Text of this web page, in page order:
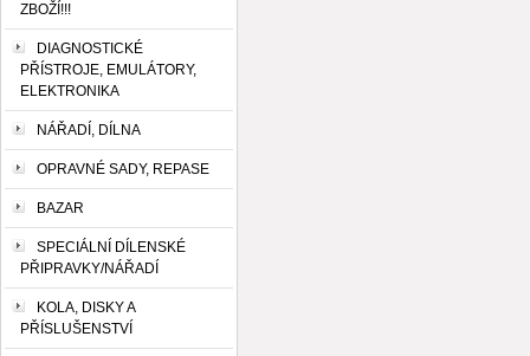
ZBOŽÍ!!!
DIAGNOSTICKÉ
PŘÍSTROJE, EMULÁTORY,
ELEKTRONIKA
NÁŘADÍ, DÍLNA
OPRAVNÉ SADY, REPASE
BAZAR
SPECIÁLNÍ DÍLENSKÉ
PŘIPRAVKY/NÁŘADÍ
KOLA, DISKY A
PŘÍSLUŠENSTVÍ